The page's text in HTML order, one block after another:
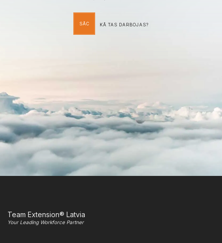
SĀC KĀ TAS DARBOJAS?
Team Extension® Latvia
Your Leading Workforce Partner